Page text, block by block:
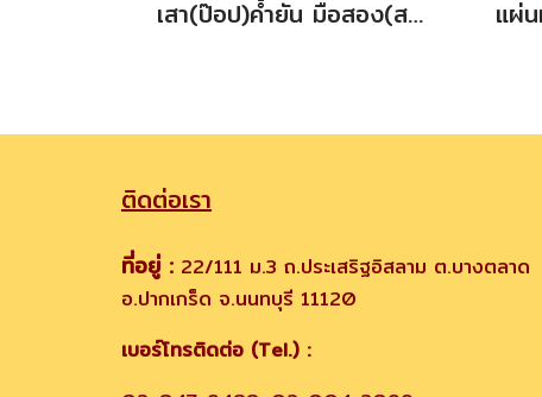
เสา(ป๊อป)ค้ำยัน มือสอง(สภาพดี) สีเขียว ขนาด 3.5 m.(หนาพิเศษ)
ติดต่อเรา
ที่อยู่ : 22/111 ม.3 ถ.ประเสริฐอิสลาม ต.บางตลาด
อ.ปากเกร็ด จ.นนทบุรี 11120
เบอร์โทรติดต่อ (Tel.) :